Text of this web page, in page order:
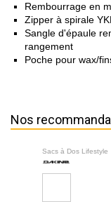
Rembourrage en
Zipper à spirale
Sangle d'épaule
rangement
Poche pour wax/
Nos
Sacs à Dos Lifestyle